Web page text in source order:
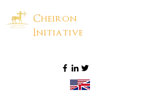
Cheiron
Initiative